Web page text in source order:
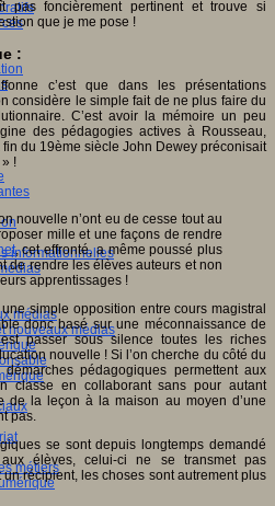
informationnelles
médias
nouveaux médias
métiers
pas foncièrement pertinent et trouve si
que je me pose !
:
c’est que dans les présentations
considère le simple fait de ne plus faire du
C’est avoir la mémoire un peu
des pédagogies actives à Rousseau,
du 19ème siècle John Dewey préconisait
!
nouvelle n’ont eu de cesse tout au
mille et une façons de rendre
, cet effronté, a même poussé plus
de rendre les élèves auteurs et non
apprentissages !
simple opposition entre cours magistral
donc basé sur une méconnaissance de
passer sous silence toutes les riches
nouvelle ! Si l’on cherche du côté du
pédagogiques permettent aux
classe en collaborant sans pour autant
de la leçon à la maison au moyen d’une
pas.
se sont depuis longtemps demandé
élèves, celui-ci ne se transmet pas
récipient, les choses sont autrement plus